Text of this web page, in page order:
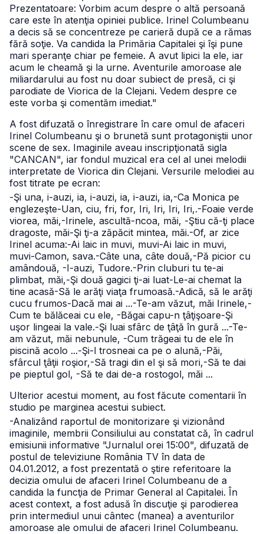
Prezentatoare: Vorbim acum despre o altă persoană
care este în atenţia opiniei publice. Irinel Columbeanu
a decis să se concentreze pe carieră după ce a rămas
fără soţie. Va candida la Primăria Capitalei şi îşi pune
mari speranţe chiar pe femeie. A avut lipici la ele, iar
acum le cheamă şi la urne. Aventurile amoroase ale
miliardarului au fost nu doar subiect de presă, ci şi
parodiate de Viorica de la Clejani. Vedem despre ce
este vorba şi comentăm imediat."
A fost difuzată o înregistrare în care omul de afaceri
Irinel Columbeanu şi o brunetă sunt protagoniştii unor
scene de sex. Imaginile aveau inscripţionată sigla
"CANCAN", iar fondul muzical era cel al unei melodii
interpretate de Viorica din Clejani. Versurile melodiei au
fost titrate pe ecran:
-Şi una, i-auzi, ia, i-auzi, ia, i-auzi, ia,-Ca Monica pe
englezeşte-Uan, ciu, fri, for, Iri, Iri, Iri, Iri,.-Foaie verde
viorea, măi,-Irinele, ascultă-ncoa, măi, -Ştiu că-ţi place
dragoste, măi-Şi ţi-a zăpăcit mintea, măi.-Of, ar zice
Irinel acuma:-Ai laic in muvi, muvi-Ai laic in muvi,
muvi-Camon, sava.-Câte una, câte două,-Pă picior cu
amândouă, -I-auzi, Tudore.-Prin cluburi tu te-ai
plimbat, măi,-Şi două gagici ţi-ai luat-Le-ai chemat la
tine acasă-Să le arăţi viaţa frumoasă.-Adică, să le arăţi
cucu frumos-Dacă mai ai ...-Te-am văzut, măi Irinele,-
Cum te bălăceai cu ele, -Băgai capu-n ţâţişoare-Şi
uşor lingeai la vale.-Şi luai sfârc de ţâţă în gură ...-Te-
am văzut, măi nebunule, -Cum trăgeai tu de ele în
piscină acolo ...-Şi-l trosneai ca pe o alună,-Păi,
sfârcul ţâţii roşior,-Să tragi din el şi să mori,-Să te dai
pe pieptul gol, -Să te dai de-a rostogol, măi ...
Ulterior acestui moment, au fost făcute comentarii în
studio pe marginea acestui subiect.
-Analizând raportul de monitorizare şi vizionând
imaginile, membrii Consiliului au constatat că, în cadrul
emisiunii informative "Jurnalul orei 15:00", difuzată de
postul de televiziune România TV în data de
04.01.2012, a fost prezentată o ştire referitoare la
decizia omului de afaceri Irinel Columbeanu de a
candida la funcţia de Primar General al Capitalei. În
acest context, a fost adusă în discuţie şi parodierea
prin intermediul unui cântec (manea) a aventurilor
amoroase ale omului de afaceri Irinel Columbeanu.